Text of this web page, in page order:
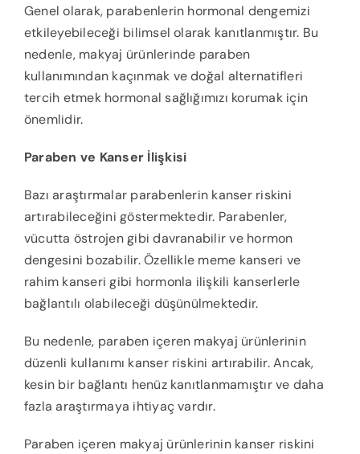
Genel olarak, parabenlerin hormonal dengemizi
etkileyebileceği bilimsel olarak kanıtlanmıştır. Bu
nedenle, makyaj ürünlerinde paraben
kullanımından kaçınmak ve doğal alternatifleri
tercih etmek hormonal sağlığımızı korumak için
önemlidir.
Paraben ve Kanser İlişkisi
Bazı araştırmalar parabenlerin kanser riskini
artırabileceğini göstermektedir. Parabenler,
vücutta östrojen gibi davranabilir ve hormon
dengesini bozabilir. Özellikle meme kanseri ve
rahim kanseri gibi hormonla ilişkili kanserlerle
bağlantılı olabileceği düşünülmektedir.
Bu nedenle, paraben içeren makyaj ürünlerinin
düzenli kullanımı kanser riskini artırabilir. Ancak,
kesin bir bağlantı henüz kanıtlanmamıştır ve daha
fazla araştırmaya ihtiyaç vardır.
Paraben içeren makyaj ürünlerinin kanser riskini